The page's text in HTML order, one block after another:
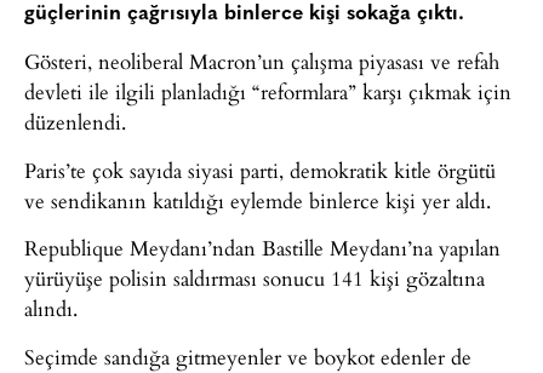
güçlerinin çağrısıyla binlerce kişi sokağa çıktı.
Gösteri, neoliberal Macron’un çalışma piyasası ve refah
devleti ile ilgili planladığı “reformlara” karşı çıkmak için
düzenlendi.
Paris’te çok sayıda siyasi parti, demokratik kitle örgütü
ve sendikanın katıldığı eylemde binlerce kişi yer aldı.
Republique Meydanı’ndan Bastille Meydanı’na yapılan
yürüyüşe polisin saldırması sonucu 141 kişi gözaltına
alındı.
Seçimde sandığa gitmeyenler ve boykot edenler de